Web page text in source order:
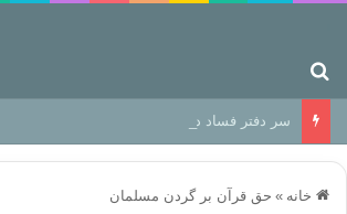
سر دفتر فساد در زمین‌، دوری وکناره‌گیری از
خانه » حق قرآن بر گردن مسلمان